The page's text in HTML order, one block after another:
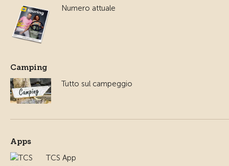
Numero attuale
Camping
Tutto sul campeggio
Apps
TCS App